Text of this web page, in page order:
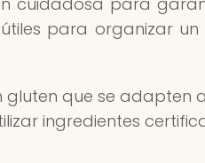
para organizar un
gluten que se adapten
ingredientes